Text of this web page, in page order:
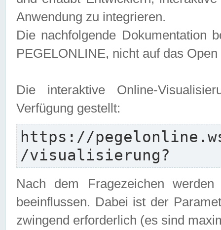
Anwendung zu integrieren.
Die nachfolgende Dokumentation
PEGELONLINE, nicht auf das
Die interaktive Online-
Verfügung gestellt:
https://
/visualisierung?
Nach dem Fragezeichen
beeinflussen. Dabei ist der
zwingend erforderlich (es sind